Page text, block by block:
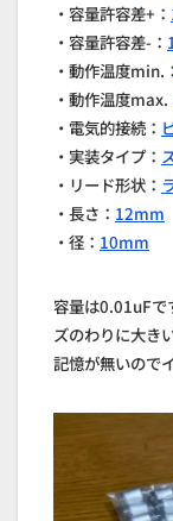
・容量許容差+：
・容量許容差-：
・動作温度min.：
・動作温度max.
・電気的接続：
・実装タイプ：
・リード形状：
・長さ： 12mm
・径： 10mm
容量は0.01uF
ズのわりに大き
記憶が無いので